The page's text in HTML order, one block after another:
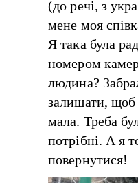
(до речі, з
мене моя
Я така була
номером
людина?
залишати, щоб
мала. Треба
потрібні. А я
повернутися!